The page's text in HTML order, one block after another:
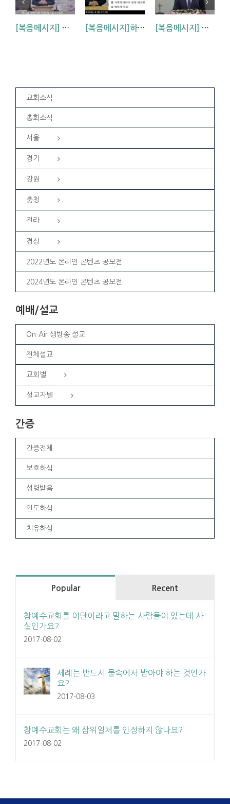
[복음메시지] 하나님 아버지의 마음 (눅15:11~24) [복음메시지]하나님이 입혀주시는 옷 (창 3:7,21) [복음메시지] 엘리야 때(사도시대)처럼 (왕하 2:1-14)
교회소식
총회소식
서울
경기
강원
충청
전라
경상
2022년도 온라인 콘텐츠 공모전
2024년도 온라인 콘텐츠 공모전
예배/설교
On-Air 생방송 설교
전체설교
교회별
설교자별
간증
간증전체
보호하심
성령받음
인도하심
치유하심
Popular Recent
참예수교회를 이단이라고 말하는 사람들이 있는데 사
실인가요?
2017-08-02
세례는 반드시 물속에서 받아야 하는 것인가
요?
2017-08-03
참예수교회는 왜 삼위일체를 인정하지 않나요?
2017-08-02